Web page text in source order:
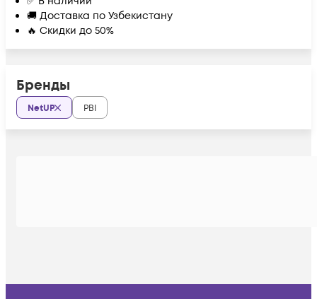
🚚 Доставка по Узбекистану
🔥 Скидки до 50%
Бренды
NetUP PBI